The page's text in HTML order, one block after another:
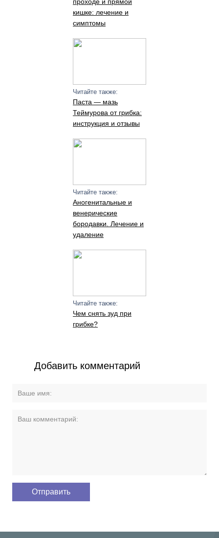
кишке: лечение и
симптомы
Читайте также:
Паста — мазь
Теймурова от грибка:
инструкция и отзывы
Читайте также:
Аногенитальные и
венерические
бородавки. Лечение и
удаление
Читайте также:
Чем снять зуд при
грибке?
Добавить комментарий